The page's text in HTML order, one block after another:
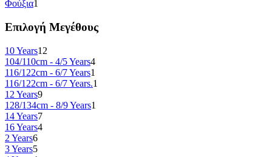
Φούξια1
Επιλογή Μεγέθους
10 Years12
104/110cm - 4/5 Years4
116/122cm - 6/7 Years1
116/122cm - 6/7 Years.1
12 Years9
128/134cm - 8/9 Years1
14 Years7
16 Years4
2 Years6
3 Years5